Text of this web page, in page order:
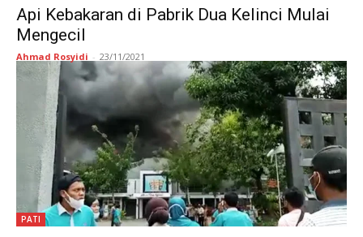
Api Kebakaran di Pabrik Dua Kelinci Mulai
Mengecil
Ahmad Rosyidi - 23/11/2021
PATI